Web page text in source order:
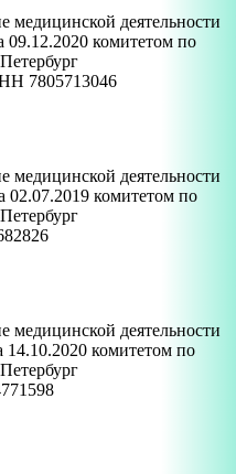
медицинской деятельности
комитетом по
7805713046
медицинской деятельности
комитетом по
медицинской деятельности
комитетом по